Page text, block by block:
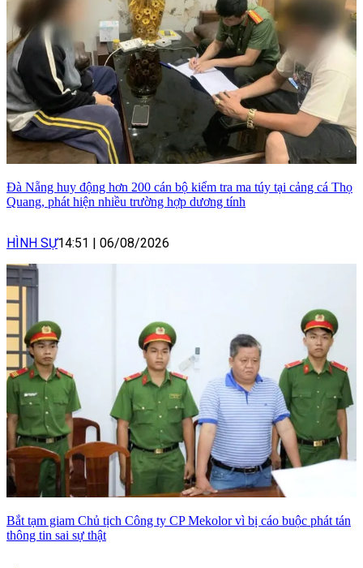
Đà Nẵng huy động hơn 200 cán bộ kiểm tra ma túy tại cảng cá Thọ
Quang, phát hiện nhiều trường hợp dương tính
HÌNH SỰ14:51 | 06/08/2026
Bắt tạm giam Chủ tịch Công ty CP Mekolor vì bị cáo buộc phát tán
thông tin sai sự thật